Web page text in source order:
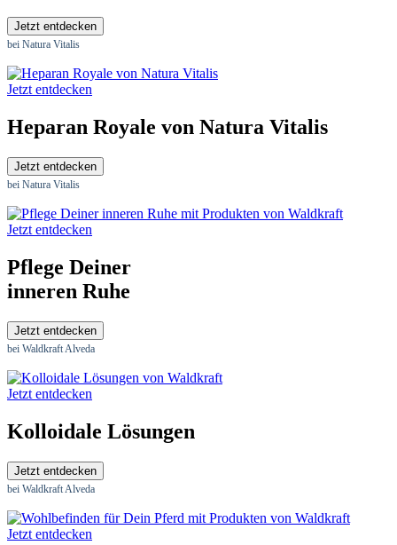
Jetzt entdecken
bei Natura Vitalis
Jetzt entdecken
Heparan Royale von Natura Vitalis
Jetzt entdecken
bei Natura Vitalis
Jetzt entdecken
Pflege Deiner
inneren Ruhe
Jetzt entdecken
bei Waldkraft Alveda
Jetzt entdecken
Kolloidale Lösungen
Jetzt entdecken
bei Waldkraft Alveda
Jetzt entdecken